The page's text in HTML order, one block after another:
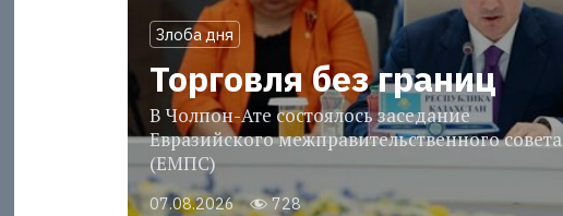
Злоба дня
Торговля без границ
В Чолпон-Ате состоялось заседание
Евразийского межправительственного совета
(ЕМПС)
07.08.2026 728